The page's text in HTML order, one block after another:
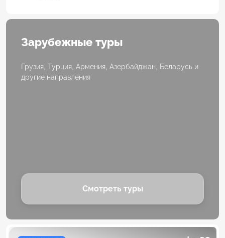
Зарубежные туры
Грузия, Турция, Армения, Азербайджан, Беларусь и
другие направления
Смотреть туры